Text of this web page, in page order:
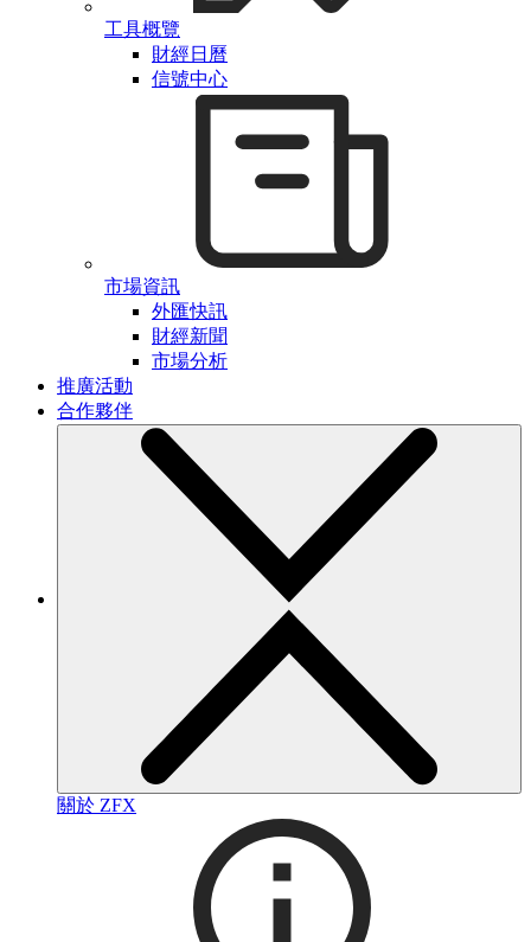
工具概覽
財經日曆
信號中心
市場資訊
外匯快訊
財經新聞
市場分析
推廣活動
合作夥伴
關於 ZFX